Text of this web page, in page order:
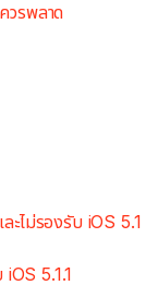
วรพลาด
ไม่รองรับ iOS 5.1
5.1.1